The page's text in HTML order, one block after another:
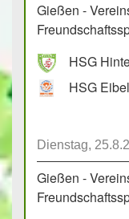
Gießen -
HSG
Dienstag,
Gießen -